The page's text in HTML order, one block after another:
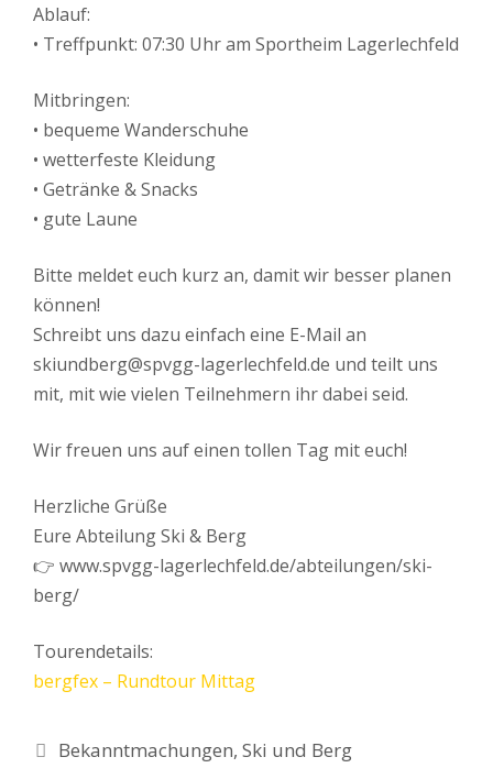
Ablauf:
• Treffpunkt: 07:30 Uhr am Sportheim Lagerlechfeld
Mitbringen:
• bequeme Wanderschuhe
• wetterfeste Kleidung
• Getränke & Snacks
• gute Laune
Bitte meldet euch kurz an, damit wir besser planen
können!
Schreibt uns dazu einfach eine E-Mail an
skiundberg@spvgg-lagerlechfeld.de und teilt uns
mit, mit wie vielen Teilnehmern ihr dabei seid.
Wir freuen uns auf einen tollen Tag mit euch!
Herzliche Grüße
Eure Abteilung Ski & Berg
👉 www.spvgg-lagerlechfeld.de/abteilungen/ski-
berg/
Tourendetails:
bergfex – Rundtour Mittag
Kategorien
Bekanntmachungen,Ski und Berg